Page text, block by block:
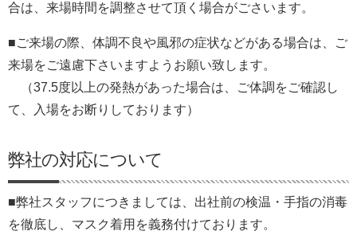
合は、来場時間を調整させて頂く場合がごさいます。
■ご来場の際、体調不良や風邪の症状などがある場合は、ご
来場をご遠慮下さいますようお願い致します。
（37.5度以上の発熱があった場合は、ご体調をご確認し
て、入場をお断りしております）
弊社の対応について
■弊社スタッフにつきましては、出社前の検温・手指の消毒
を徹底し、マスク着用を義務付けております。